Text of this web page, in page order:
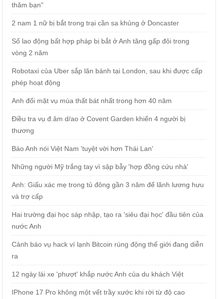
thăm bạn"
2 nam 1 nữ bị bắt trong trại cần sa khủng ở Doncaster
Số lao động bất hợp pháp bị bắt ở Anh tăng gấp đôi trong
vòng 2 năm
Robotaxi của Uber sắp lăn bánh tại London, sau khi được cấp
phép hoạt động
Anh đối mặt vụ mùa thất bát nhất trong hơn 40 năm
Điều tra vụ đ.âm d/ao ở Covent Garden khiến 4 người bị
thương
Báo Anh nói Việt Nam 'tuyệt vời hơn Thái Lan'
Những người Mỹ trắng tay vì sập bẫy 'hợp đồng cứu nhà'
Anh: Giấu xác mẹ trong tủ đông gần 3 năm để lãnh lương hưu
và trợ cấp
Hai trường đại học sáp nhập, tạo ra 'siêu đại học' đầu tiên của
nước Anh
Cảnh báo vụ hack ví lạnh Bitcoin rúng động thế giới đang diễn
ra
12 ngày lái xe 'phượt' khắp nước Anh của du khách Việt
IPhone 17 Pro không một vết trầy xước khi rời từ độ cao